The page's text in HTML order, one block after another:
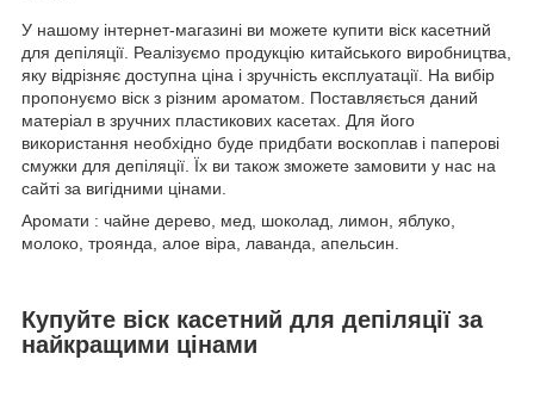
У нашому інтернет-магазині ви можете купити віск касетний
для депіляції. Реалізуємо продукцію китайського виробництва,
яку відрізняє доступна ціна і зручність експлуатації. На вибір
пропонуємо віск з різним ароматом. Поставляється даний
матеріал в зручних пластикових касетах. Для його
використання необхідно буде придбати воскоплав і паперові
смужки для депіляції. Їх ви також зможете замовити у нас на
сайті за вигідними цінами.
Аромати : чайне дерево, мед, шоколад, лимон, яблуко,
молоко, троянда, алое віра, лаванда, апельсин.
Купуйте віск касетний для депіляції за
найкращими цінами